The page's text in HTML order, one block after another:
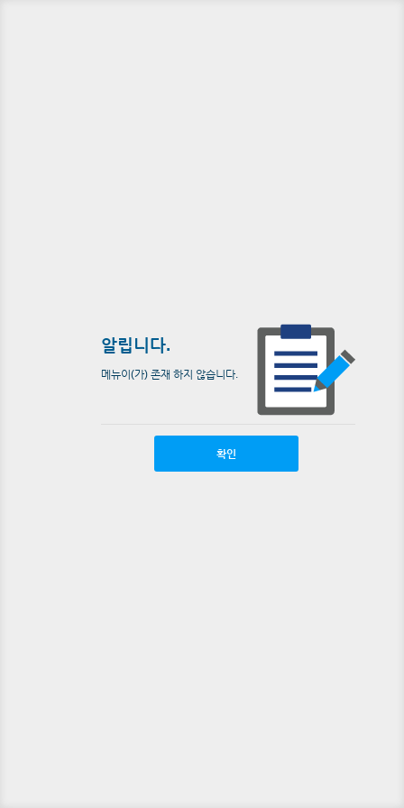
알립니다.
메뉴이(가) 존재 하지 않습니다.